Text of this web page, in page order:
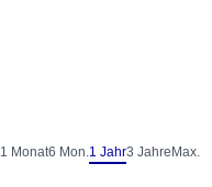
1 Monat6 Mon.1 Jahr3 Jahre Max.